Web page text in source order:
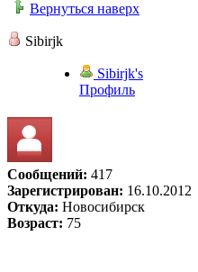
Вернуться наверх
Sibirjk
Sibirjk's
Профиль
Сообщений: 417
Зарегистрирован: 16.10.2012
Откуда: Новосибирск
Возраст: 75